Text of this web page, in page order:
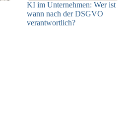
KI im Unternehmen: Wer ist
wann nach der DSGVO
verantwortlich?